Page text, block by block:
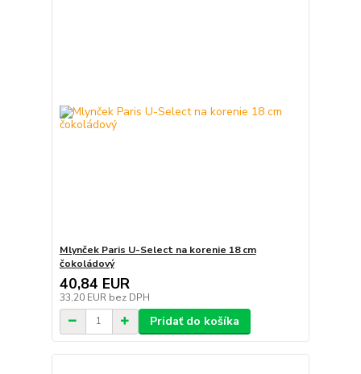
Mlynček Paris U-Select na korenie 18 cm
čokoládový
40,84 EUR
33,20 EUR bez DPH
Pridať do košíka